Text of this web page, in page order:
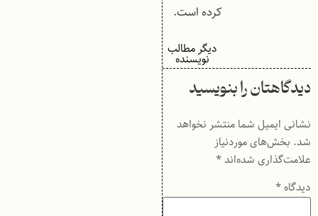
کرده است.
دیگر مطالب
نویسنده
دیدگاهتان را بنویسید
نشانی ایمیل شما منتشر نخواهد
شد. بخش‌های موردنیاز
علامت‌گذاری شده‌اند*
دیدگاه*